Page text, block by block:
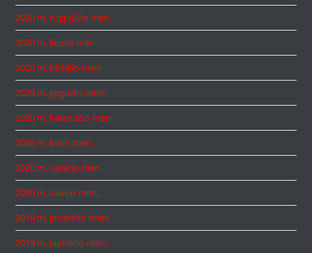
2020 m. rugpjūčio mėn.
2020 m. liepos mėn.
2020 m. birželio mėn.
2020 m. gegužės mėn.
2020 m. balandžio mėn.
2020 m. kovo mėn.
2020 m. vasario mėn.
2020 m. sausio mėn.
2019 m. gruodžio mėn.
2019 m. lapkričio mėn.